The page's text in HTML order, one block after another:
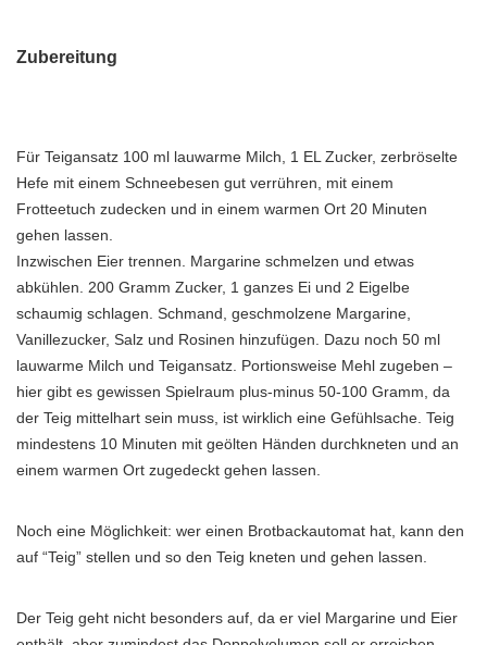
Zubereitung
Für Teigansatz 100 ml lauwarme Milch, 1 EL Zucker, zerbröselte
Hefe mit einem Schneebesen gut verrühren, mit einem
Frotteetuch zudecken und in einem warmen Ort 20 Minuten
gehen lassen.
Inzwischen Eier trennen. Margarine schmelzen und etwas
abkühlen. 200 Gramm Zucker, 1 ganzes Ei und 2 Eigelbe
schaumig schlagen. Schmand, geschmolzene Margarine,
Vanillezucker, Salz und Rosinen hinzufügen. Dazu noch 50 ml
lauwarme Milch und Teigansatz. Portionsweise Mehl zugeben –
hier gibt es gewissen Spielraum plus-minus 50-100 Gramm, da
der Teig mittelhart sein muss, ist wirklich eine Gefühlsache. Teig
mindestens 10 Minuten mit geölten Händen durchkneten und an
einem warmen Ort zugedeckt gehen lassen.
Noch eine Möglichkeit: wer einen Brotbackautomat hat, kann den
auf “Teig” stellen und so den Teig kneten und gehen lassen.
Der Teig geht nicht besonders auf, da er viel Margarine und Eier